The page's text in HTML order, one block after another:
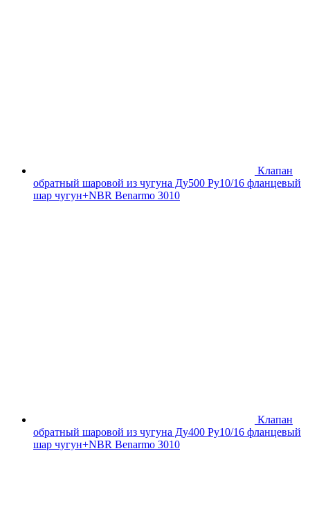
Клапан
обратный шаровой из чугуна Ду500 Ру10/16 фланцевый
шар чугун+NBR Benarmo 3010
Клапан
обратный шаровой из чугуна Ду400 Ру10/16 фланцевый
шар чугун+NBR Benarmo 3010